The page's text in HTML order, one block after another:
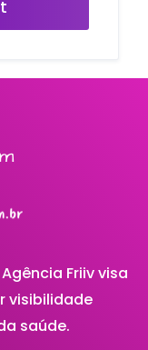
Friiv visa
visibilidade
saúde.